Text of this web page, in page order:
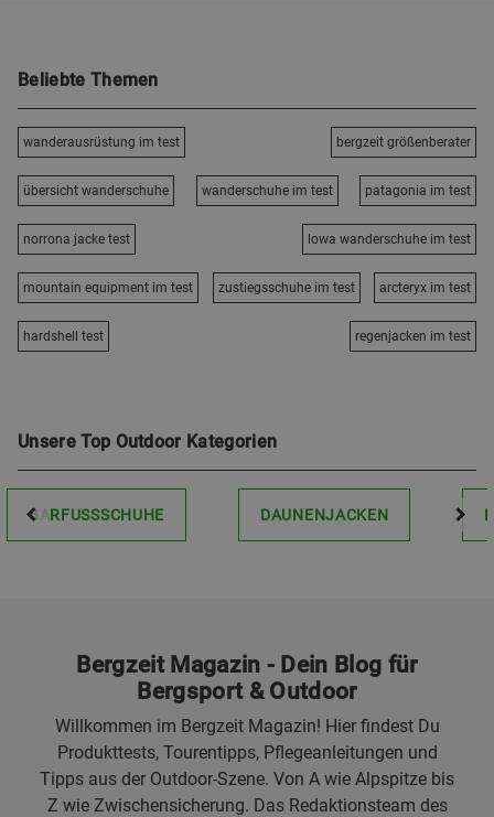
Beliebte Themen
wanderausrüstung im test bergzeit größenberater
übersicht wanderschuhe wanderschuhe im test patagonia im test
norrona jacke test lowa wanderschuhe im test
mountain equipment im test zustiegsschuhe im test arcteryx im test
hardshell test regenjacken im test
Unsere Top Outdoor Kategorien
BARFUSSSCHUHE DAUNENJACKEN
Bergzeit Magazin - Dein Blog für
Bergsport & Outdoor
Willkommen im Bergzeit Magazin! Hier findest Du
Produkttests, Tourentipps, Pflegeanleitungen und
Tipps aus der Outdoor-Szene. Von A wie Alpspitze bis
Z wie Zwischensicherung. Das Redaktionsteam des